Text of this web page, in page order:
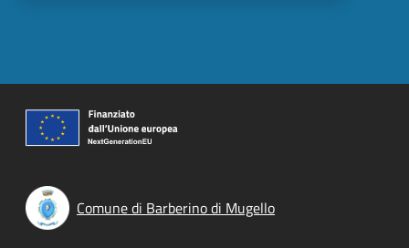
Comune di Barberino di Mugello